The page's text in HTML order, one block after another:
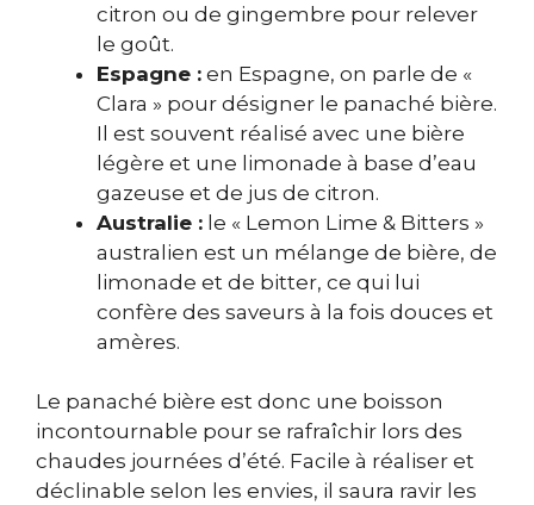
citron ou de gingembre pour relever
le goût.
Espagne : en Espagne, on parle de «
Clara » pour désigner le panaché bière.
Il est souvent réalisé avec une bière
légère et une limonade à base d’eau
gazeuse et de jus de citron.
Australie : le « Lemon Lime & Bitters »
australien est un mélange de bière, de
limonade et de bitter, ce qui lui
confère des saveurs à la fois douces et
amères.
Le panaché bière est donc une boisson
incontournable pour se rafraîchir lors des
chaudes journées d’été. Facile à réaliser et
déclinable selon les envies, il saura ravir les